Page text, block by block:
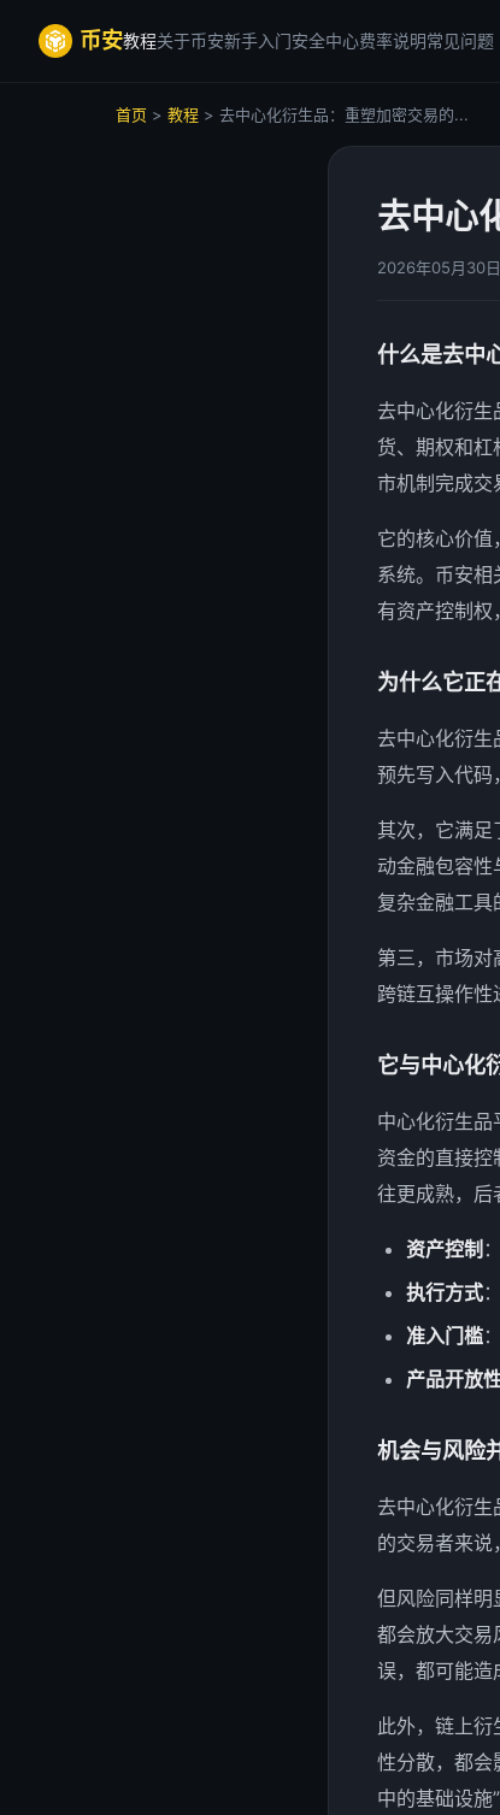
币安教程关于币安新手入门安全中心费率说明常见问题
首页 > 教程 > 去中心化衍生品：重塑加密交易的...
去中心
2026年05月30日
什么是去中
去中心化衍生
货、期权和
市机制完成
它的核心价值
系统。币安
有资产控制权
为什么它正
去中心化衍生
预先写入代码
其次，它满
动金融包容
复杂金融工具
第三，市场
跨链互操作
它与中心化
中心化衍生
资金的直接
往更成熟，后
资产控制
执行方式
准入门槛
产品开放
机会与风险
去中心化衍生
的交易者来说
但风险同样明
都会放大交易
误，都可能造
此外，链上
性分散，都会
中的基础设施